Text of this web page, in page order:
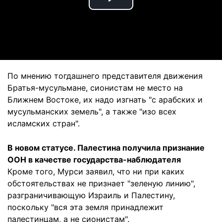
Play
По мнению тогдашнего представителя движения
Братья-мусульмане, сионистам не место на
Ближнем Востоке, их надо изгнать "с арабских и
мусульманских земель", а также "изо всех
исламских стран".
В новом статусе. Палестина получила признание
ОOН в качестве государства-наблюдателя
Кроме того, Мурси заявил, что ни при каких
обстоятельствах не признает "зеленую линию",
разграничивающую Израиль и Палестину,
поскольку "вся эта земля принадлежит
палестинцам, а не сионистам".